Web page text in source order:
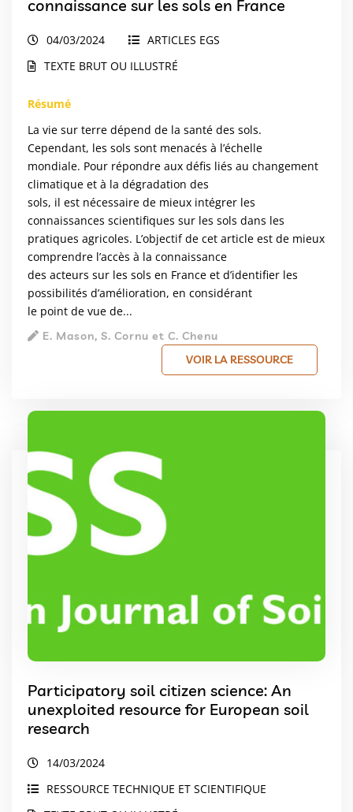
connaissance sur les sols en France
04/03/2024
ARTICLES EGS
TEXTE BRUT OU ILLUSTRÉ
Résumé
La vie sur terre dépend de la santé des sols.
Cependant, les sols sont menacés à l’échelle
mondiale. Pour répondre aux défis liés au changement
climatique et à la dégradation des
sols, il est nécessaire de mieux intégrer les
connaissances scientifiques sur les sols dans les
pratiques agricoles. L’objectif de cet article est de mieux
comprendre l’accès à la connaissance
des acteurs sur les sols en France et d’identifier les
possibilités d’amélioration, en considérant
le point de vue de...
E. Mason, S. Cornu et C. Chenu
VOIR LA RESSOURCE
Participatory soil citizen science: An
unexploited resource for European soil
research
14/03/2024
RESSOURCE TECHNIQUE ET SCIENTIFIQUE